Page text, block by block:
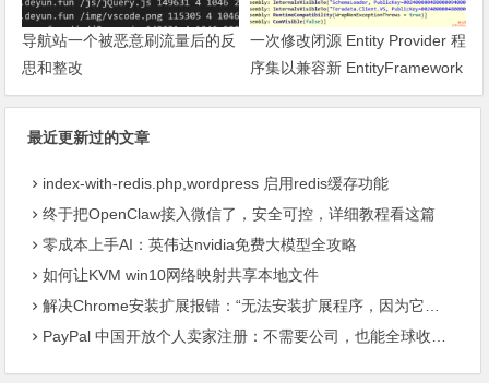
导航站一个被恶意刷流量后的反
思和整改
一次修改闭源 Entity Provider 程
序集以兼容新 EntityFramework
的过程
最近更新过的文章
index-with-redis.php,wordpress 启用redis缓存功能
终于把OpenClaw接入微信了，安全可控，详细教程看这篇
零成本上手AI：英伟达nvidia免费大模型全攻略
如何让KVM win10网络映射共享本地文件
解决Chrome安装扩展报错：“无法安装扩展程序，因为它使用了不受支持的清单版本“
PayPal 中国开放个人卖家注册：不需要公司，也能全球收款了